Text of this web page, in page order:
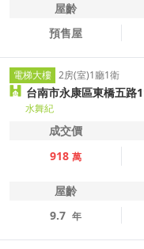
屋齡
預售屋
電梯大樓 2房(室)1廳1衛
台南市永康區東橋五路
水舞紀
成交價
918 萬
屋齡
9.7 年